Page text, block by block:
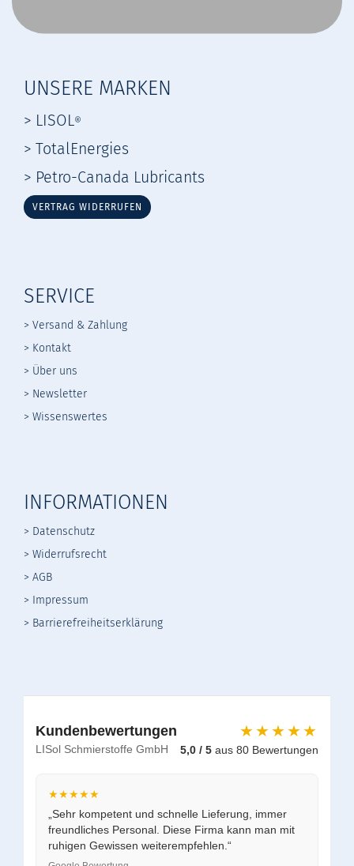
UNSERE MARKEN
> LISOL®
> TotalEnergies
> Petro-Canada Lubricants
VERTRAG WIDERRUFEN
SERVICE
> Versand & Zahlung
> Kontakt
> Über uns
> Newsletter
> Wissenswertes
INFORMATIONEN
> Datenschutz
> Widerrufsrecht
> AGB
> Impressum
> Barrierefreiheitserklärung
Kundenbewertungen
LISol Schmierstoffe GmbH
★★★★★
5,0 / 5 aus 80 Bewertungen
★★★★★
„Sehr kompetent und schnelle Lieferung, immer
freundliches Personal. Diese Firma kann man mit
ruhigen Gewissen weiterempfehlen.“